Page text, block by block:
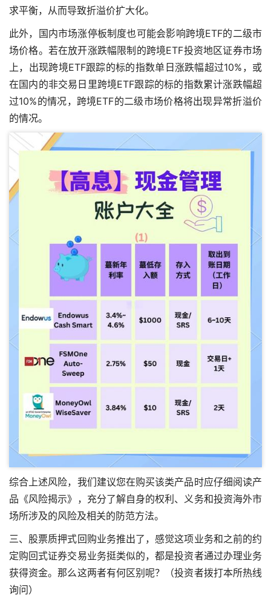
求平衡，从而导致折溢价扩大化。
此外，国内市场涨停板制度也可能会影响跨境ETF的二级市
场价格。若在放开涨跌幅限制的跨境ETF投资地区证券市场
上，出现跨境ETF跟踪的标的指数单日涨跌幅超过10%，或
在国内的非交易日里跨境ETF跟踪的标的指数累计涨跌幅超
过10%的情况，跨境ETF的二级市场价格将出现异常折溢价
的情况。
综合上述风险，我们建议您在购买该类产品时应仔细阅读产
品《风险揭示》，充分了解自身的权利、义务和投资海外市
场所涉及的风险及相关的防范方法。
三、股票质押式回购业务推出了，感觉这项业务和之前的约
定购回式证券交易业务挺类似的，都是投资者通过办理业务
获得资金。那么这两者有何区别呢？（投资者拨打本所热线
询问）